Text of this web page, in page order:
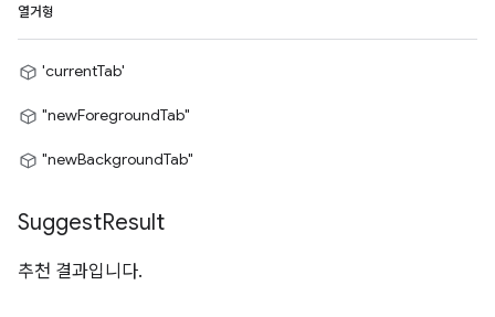
열거형
'currentTab'
"newForegroundTab"
"newBackgroundTab"
SuggestResult
추천 결과입니다.